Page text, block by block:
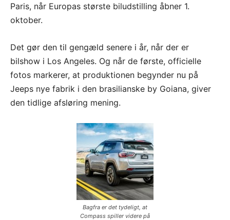
Paris, når Europas største biludstilling åbner 1.
oktober.
Det gør den til gengæld senere i år, når der er
bilshow i Los Angeles. Og når de første, officielle
fotos markerer, at produktionen begynder nu på
Jeeps nye fabrik i den brasilianske by Goiana, giver
den tidlige afsløring mening.
Bagfra er det tydeligt, at
Compass spiller videre på